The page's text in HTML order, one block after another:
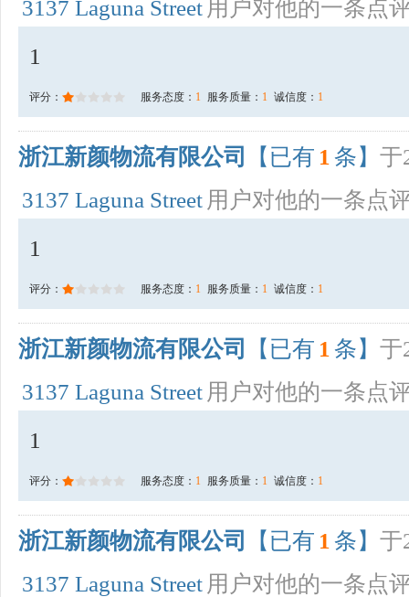
3137 Laguna Street 用户对他的一条点
1
评分： 服务态度： 1 服务质量： 1 诚信度： 1
浙江新颜物流有限公司 【已有 1 条】 于
3137 Laguna Street 用户对他的一条点
1
评分： 服务态度： 1 服务质量： 1 诚信度： 1
浙江新颜物流有限公司 【已有 1 条】 于
3137 Laguna Street 用户对他的一条点
1
评分： 服务态度： 1 服务质量： 1 诚信度： 1
浙江新颜物流有限公司 【已有 1 条】 于
3137 Laguna Street 用户对他的一条点